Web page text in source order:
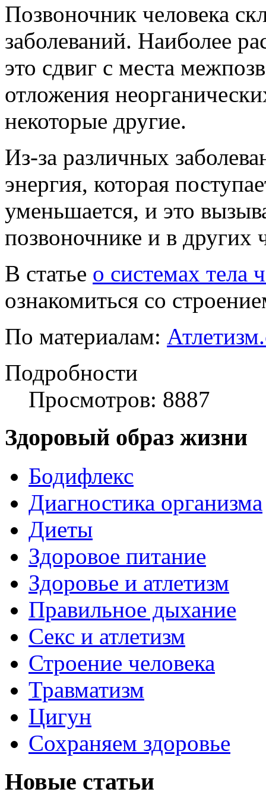
Позвоночник человека
заболеваний. Наиболее
это сдвиг с места
отложения
некоторые другие.
Из-за различных
энергия, которая
уменьшается, и это
позвоночнике и в других
В статье о системах тела
ознакомиться со
По материалам:
Подробности
Просмотров: 8887
Здоровый образ жизни
Бодифлекс
Диагностика организма
Диеты
Здоровое питание
Здоровье и атлетизм
Правильное дыхание
Секс и атлетизм
Строение человека
Травматизм
Цигун
Сохраняем здоровье
Новые статьи